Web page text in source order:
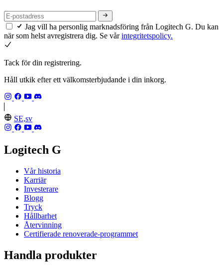
Jag vill ha personlig marknadsföring från Logitech G. Du kan
när som helst avregistrera dig. Se vårintegritetspolicy.
Tack för din registrering.
Håll utkik efter ett välkomsterbjudande i din inkorg.
SE,sv
Logitech G
Vår historia
Karriär
Investerare
Blogg
Tryck
Hållbarhet
Återvinning
Certifierade renoverade-programmet
Handla produkter